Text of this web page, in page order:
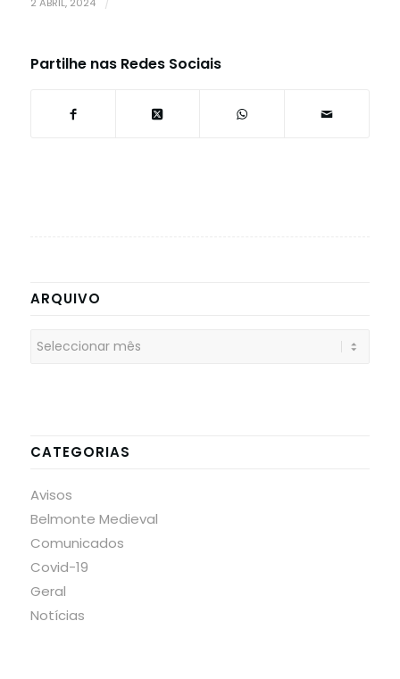
Partilhe nas Redes Sociais
ARQUIVO
CATEGORIAS
Avisos
Belmonte Medieval
Comunicados
Covid-19
Geral
Notícias